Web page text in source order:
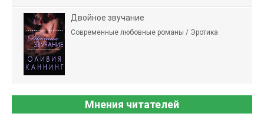
Двойное звучание
Современные любовные романы / Эротика
Мнения читателей